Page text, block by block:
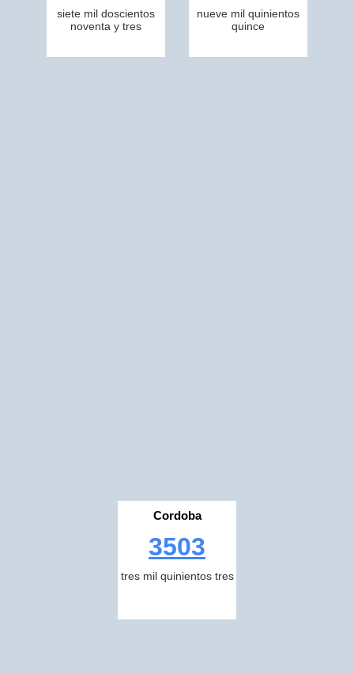
siete mil doscientos
noventa y tres
nueve mil quinientos
quince
Cordoba
3503
tres mil quinientos tres